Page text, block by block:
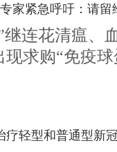
家紧急呼吁：请
连花清瘟、
求购“免疫
疗轻型和普通型新